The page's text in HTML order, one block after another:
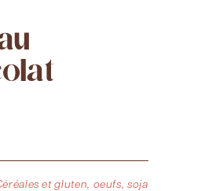
et gluten, oeufs, soja